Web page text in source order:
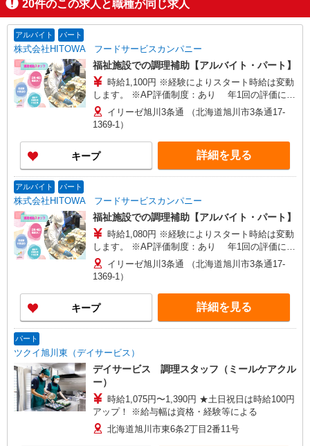
20件のこの求人と職種が同じ求人
アルバイト パート
株式会社HITOWA フードサービスカンパニー
福祉施設での調理補助【アルバイト・パート】
時給1,100円 ※経験によりスタート時給は変動
します。 ※AP評価制度：あり 年1回の評価によ
り時給を見直します。 ※アルバイト賞与（寸
志）：あり 年2回。勤続年数により金額UP。
イリーゼ旭川3条通 （北海道旭川市3条通17-
1369-1）
キープ 詳細を見る
アルバイト パート
株式会社HITOWA フードサービスカンパニー
福祉施設での調理補助【アルバイト・パート】
時給1,080円 ※経験によりスタート時給は変動
します。 ※AP評価制度：あり 年1回の評価によ
り時給を見直します。 ※アルバイト賞与（寸
志）：あり 年2回。勤続年数により金額UP。
イリーゼ旭川3条通 （北海道旭川市3条通17-
1369-1）
キープ 詳細を見る
パート
ツクイ旭川東（デイサービス）
デイサービス 調理スタッフ（ミールケアクル
ー）
時給1,075円〜1,390円 ★土日祝日は時給100円
アップ！ ※給与幅は資格・経験等による
北海道旭川市東6条2丁目2番11号